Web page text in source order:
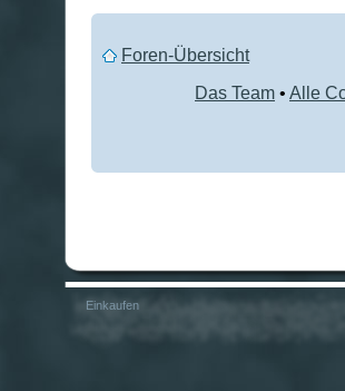
Foren-Übersicht
Das Team • Alle
Einkaufen